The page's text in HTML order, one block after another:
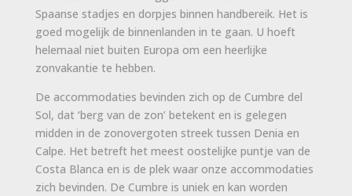
Spaanse stadjes en dorpjes binnen handbereik. Het is
goed mogelijk de binnenlanden in te gaan. U hoeft
helemaal niet buiten Europa om een heerlijke
zonvakantie te hebben.
De accommodaties bevinden zich op de Cumbre del
Sol, dat ‘berg van de zon’ betekent en is gelegen
midden in de zonovergoten streek tussen Denia en
Calpe. Het betreft het meest oostelijke puntje van de
Costa Blanca en is de plek waar onze accommodaties
zich bevinden. De Cumbre is uniek en kan worden